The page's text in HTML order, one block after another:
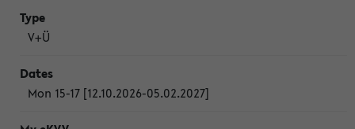
V+Ü
Mon 15-17 [12.10.2026-05.02.2027]